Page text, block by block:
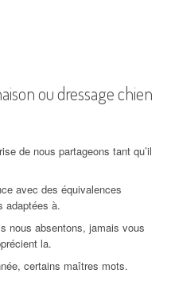
ou dressage chien
de nous partageons tant qu’il
avec des équivalences
adaptées à.
nous absentons, jamais vous
la.
certains maîtres mots.